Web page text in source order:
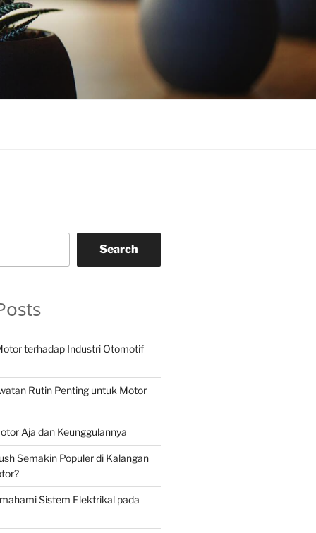
Search
terhadap Industri Otomotif
Rutin Penting untuk Motor
Aja dan Keunggulannya
Semakin Populer di Kalangan
Sistem Elektrikal pada